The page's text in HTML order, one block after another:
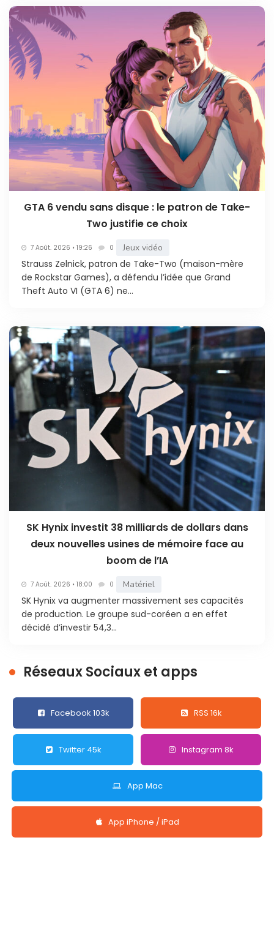
GTA 6 vendu sans disque : le patron de Take-
Two justifie ce choix
7 Août. 2026 • 19:26 0 Jeux vidéo
Strauss Zelnick, patron de Take-Two (maison-mère
de Rockstar Games), a défendu l’idée que Grand
Theft Auto VI (GTA 6) ne...
SK Hynix investit 38 milliards de dollars dans
deux nouvelles usines de mémoire face au
boom de l’IA
7 Août. 2026 • 18:00 0 Matériel
SK Hynix va augmenter massivement ses capacités
de production. Le groupe sud-coréen a en effet
décidé d’investir 54,3...
Réseaux Sociaux et apps
Facebook 103k RSS 16k
Twitter 45k Instagram 8k
App Mac
App iPhone / iPad